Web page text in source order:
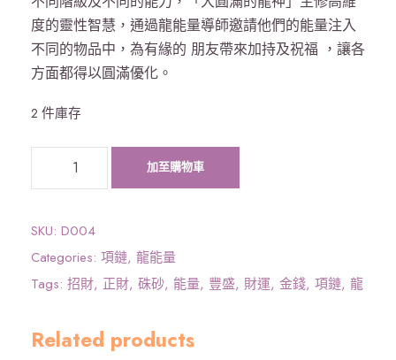
度的靈性智慧，通過龍能量導師邀請他們的能量注入
不同的物品中，為有緣的 朋友帶來加持及祝福 ，讓各
方面都得以圓滿優化。
2 件庫存
滿
龍
能
硃
加至購物車
SKU: D004
Categories: 項鏈, 龍能量
Tags: 招財, 正財, 硃砂, 能量, 豐盛, 財運, 金錢, 項鏈, 龍
Related products